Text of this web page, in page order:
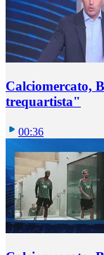
Calciomercato,
trequartista"
00:36